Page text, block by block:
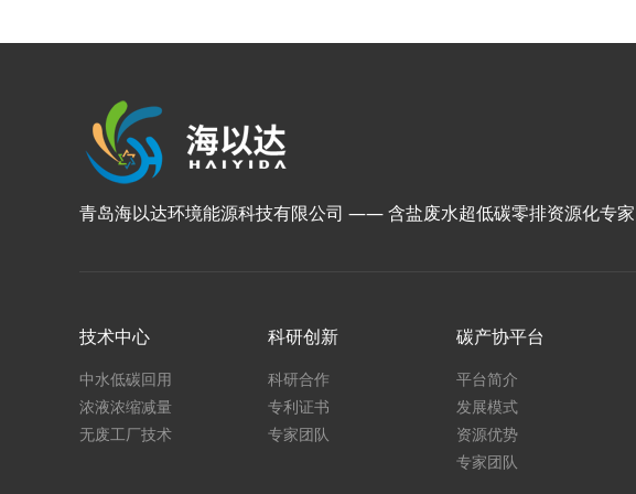
青岛海以达环境能源科技有限公司 —— 含盐废水超低碳零排资源化专家
技术中心
中水低碳回用
浓液浓缩减量
无废工厂技术
科研创新
科研合作
专利证书
专家团队
碳产协平台
平台简介
发展模式
资源优势
专家团队